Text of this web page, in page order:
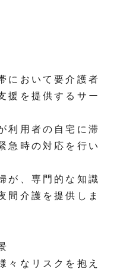
において要介護者
援を提供するサー
利用者の自宅に滞
急時の対応を行い
が、専門的な知識
間介護を提供しま
々なリスクを抱え